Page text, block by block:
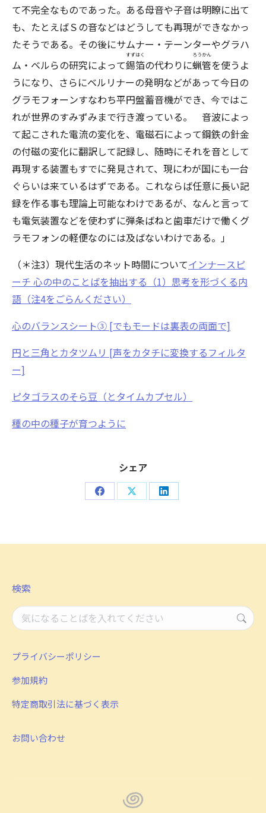
て不完全なものであった。ある母音や子音は明瞭に出て
も、たとえばＳの音などはどうしても再現ができなかっ
たそうである。その後にサムナー・テーンターやグラハ
ム・ベルらの研究によって錫箔
すずはく
の代わりに蝋管
ろうかん
を使うよ
うになり、さらにベルリナーの発明などがあって今日の
グラモフォーンすなわち平円盤蓄音機ができ、今ではこ
れが世界のすみずみまで行き渡っている。 音波によっ
て起こされた電流の変化を、電磁石によって鋼鉄の針金
の付磁の変化に翻訳して記録し、随時にそれを音として
再現する装置もすでに発見されて、現にわが国にも一台
ぐらいは来ているはずである。これならば任意に長い記
録を作る事も理論上可能なわけであるが、なんと言って
も電気装置などを使わずに弾条ばねと歯車だけで働くグ
ラモフォンの軽便なのには及ばないわけである。」
（＊注3）現代生活のネット時間についてインナースピ
ーチ 心の中のことばを抽出する（1）思考を形づくる内
語（注4をごらんください）
心のバランスシート③ [でもモードは裏表の両面で]
円と三角とカタツムリ [声をカタチに変換するフィルタ
ー]
ピタゴラスのそら豆（とタイムカプセル）
種の中の種子が育つように
シェア
Share Share Share
検索
検
索：
プライバシーポリシー
参加規約
特定商取引法に基づく表示
お問い合わせ